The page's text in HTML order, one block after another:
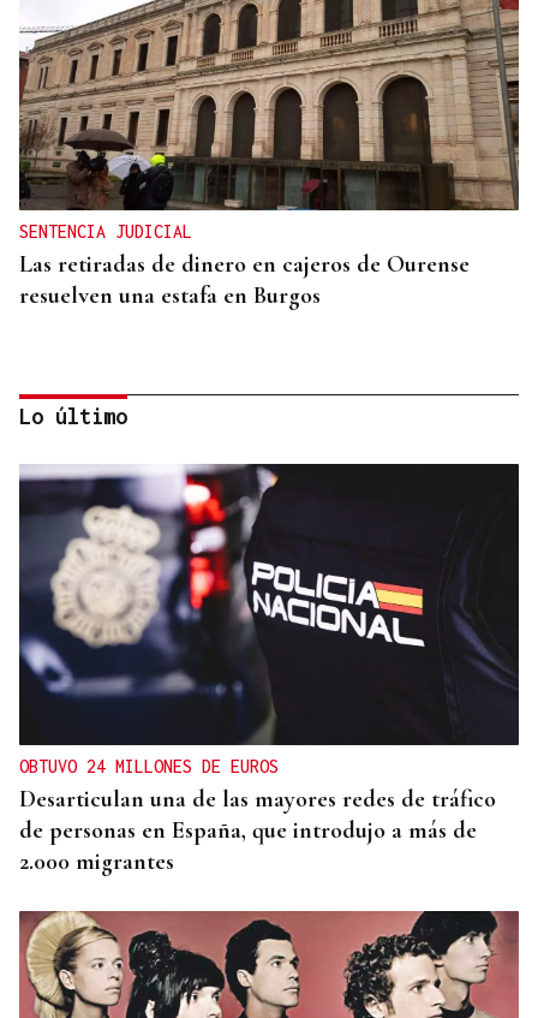
SENTENCIA JUDICIAL
Las retiradas de dinero en cajeros de Ourense
resuelven una estafa en Burgos
MADRES LACTANTES
Una "tetada" en Ourense para hacer visible la
Lo último
OBTUVO 24 MILLONES DE EUROS
Desarticulan una de las mayores redes de tráfico
de personas en España, que introdujo a más de
2.000 migrantes